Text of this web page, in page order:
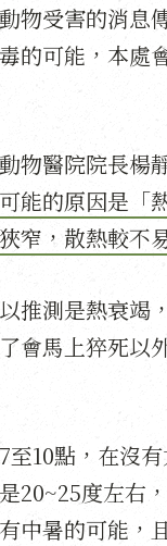
物受害的消息
的可能，本處
物醫院院長楊
能的原因是「
窄，散熱較不
推測是熱衰竭
會馬上猝死以
10點，在沒
20~25度左右
中暑的可能，